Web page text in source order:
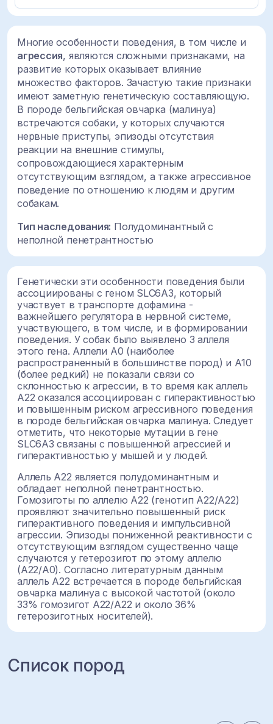
Многие особенности поведения, в том числе и
агрессия, являются сложными признаками, на
развитие которых оказывает влияние
множество факторов. Зачастую такие признаки
имеют заметную генетическую составляющую.
В породе бельгийская овчарка (малинуа)
встречаются собаки, у которых случаются
нервные приступы, эпизоды отсутствия
реакции на внешние стимулы,
сопровождающиеся характерным
отсутствующим взглядом, а также агрессивное
поведение по отношению к людям и другим
собакам.
Тип наследования: Полудоминантный с
неполной пенетрантностью
Генетически эти особенности поведения были
ассоциированы с геном SLC6A3, который
участвует в транспорте дофамина -
важнейшего регулятора в нервной системе,
участвующего, в том числе, и в формировании
поведения. У собак было выявлено 3 аллеля
этого гена. Аллели A0 (наиболее
распространенный в большинстве пород) и A10
(более редкий) не показали связи со
склонностью к агрессии, в то время как аллель
A22 оказался ассоциирован с гиперактивностью
и повышенным риском агрессивного поведения
в породе бельгийская овчарка малинуа. Следует
отметить, что некоторые мутации в гене
SLC6A3 связаны с повышенной агрессией и
гиперактивностью у мышей и у людей.
Аллель A22 является полудоминантным и
обладает неполной пенетрантностью.
Гомозиготы по аллелю A22 (генотип A22/A22)
проявляют значительно повышенный риск
гиперактивного поведения и импульсивной
агрессии. Эпизоды пониженной реактивности с
отсутствующим взглядом существенно чаще
случаются у гетерозигот по этому аллелю
(A22/A0). Согласно литературным данным
аллель A22 встречается в породе бельгийская
овчарка малинуа с высокой частотой (около
33% гомозигот A22/A22 и около 36%
гетерозиготных носителей).
Список пород